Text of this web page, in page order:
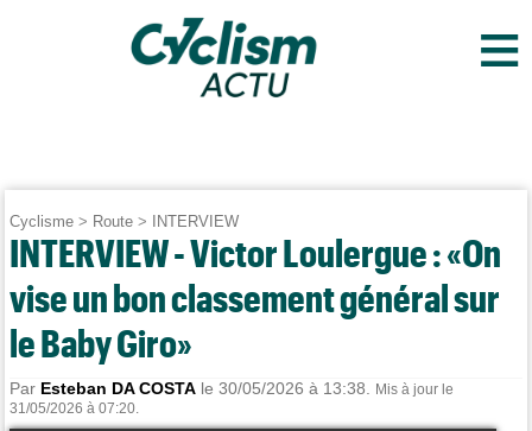
≡
Cyclisme > Route > INTERVIEW
INTERVIEW - Victor Loulergue : «On
vise un bon classement général sur
le Baby Giro»
Par Esteban DA COSTA le 30/05/2026 à 13:38.
Mis à jour le
31/05/2026 à 07:20.